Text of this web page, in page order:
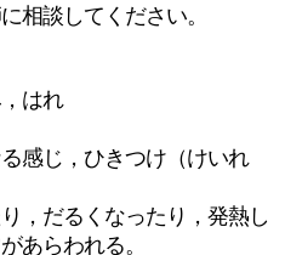
相談してください。
はれ
感じ，ひきつけ（けいれ
，だるくなったり，発熱し
あらわれる。